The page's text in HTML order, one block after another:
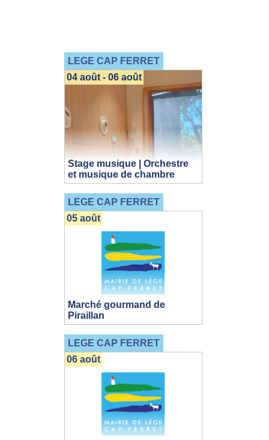
LEGE CAP FERRET
Stage musique | Orchestre
et musique de chambre
04 août - 06 août
LEGE CAP FERRET
Marché gourmand de
Piraillan
05 août
LEGE CAP FERRET
06 août